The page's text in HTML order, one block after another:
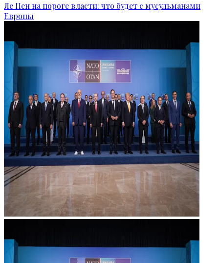
Ле Пен на пороге власти: что будет с мусульманами
Европы